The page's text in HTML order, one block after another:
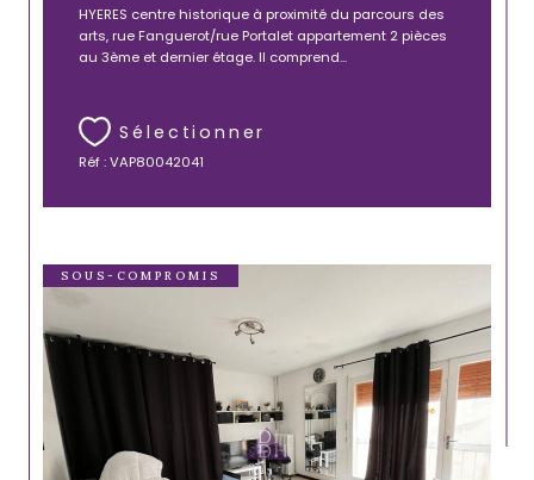
HYERES centre historique à proximité du parcours des
arts, rue Fanguerot/rue Portalet appartement 2 pièces
au 3ème et dernier étage. Il comprend...
Sélectionner
Réf : VAP80042041
SOUS-COMPROMIS